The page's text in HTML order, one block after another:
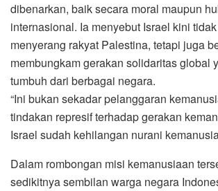
dibenarkan, baik secara moral maupun
internasional. Ia menyebut Israel kini
menyerang rakyat Palestina, tetapi juga
membungkam gerakan solidaritas global
tumbuh dari berbagai negara.
“Ini bukan sekadar pelanggaran
tindakan represif terhadap gerakan
Israel sudah kehilangan nurani
Dalam rombongan misi kemanusiaan
sedikitnya sembilan warga negara